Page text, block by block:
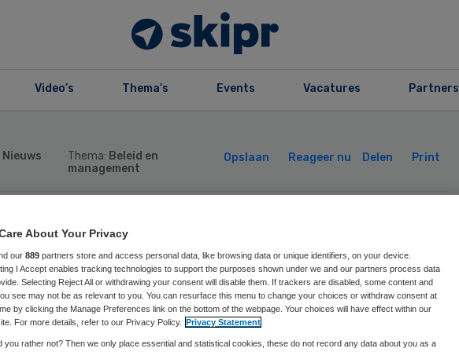
Video’s Thema’s Events Vacatures Partners
Nieuws Thema: Beleid en
management
Opslaan Reageer nu Delen Print
bestuurder
Zorggroep
About Your Privacy
our 889 partners store and access personal data, like browsing data or unique identifiers, on your device.
I Accept enables tracking technologies to support the purposes shown under we and our partners process data
Selecting Reject All or withdrawing your consent will disable them. If trackers are disabled, some content and
see may not be as relevant to you. You can resurface this menu to change your choices or withdraw consent at
by clicking the Manage Preferences link on the bottom of the webpage. Your choices will have effect within our
For more details, refer to our Privacy Policy. Privacy Statement
you rather not? Then we only place essential and statistical cookies, these do not record any data about you as a